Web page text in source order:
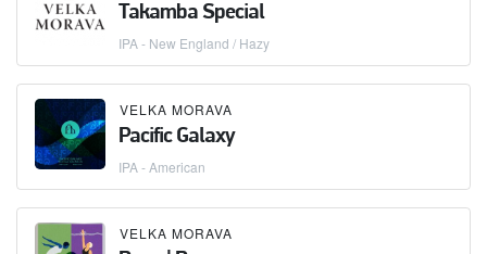
Takamba Special
IPA - New England / Hazy
VELKA MORAVA
Pacific Galaxy
IPA - American
VELKA MORAVA